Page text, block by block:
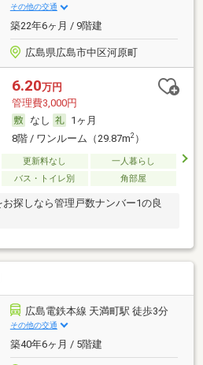
その他の交通
築22年6ヶ月 / 9階建
広島県広島市中区河原町
6.20万円
管理費3,000円
なし
1ヶ月
8階 / ワンルーム（29.87m2）
更新料なし
一人暮らし
バス・トイレ別 角部屋
探しなら管理戸数ナンバー1の良
広島電鉄本線 天満町駅 徒歩3分
その他の交通
築40年6ヶ月 / 5階建